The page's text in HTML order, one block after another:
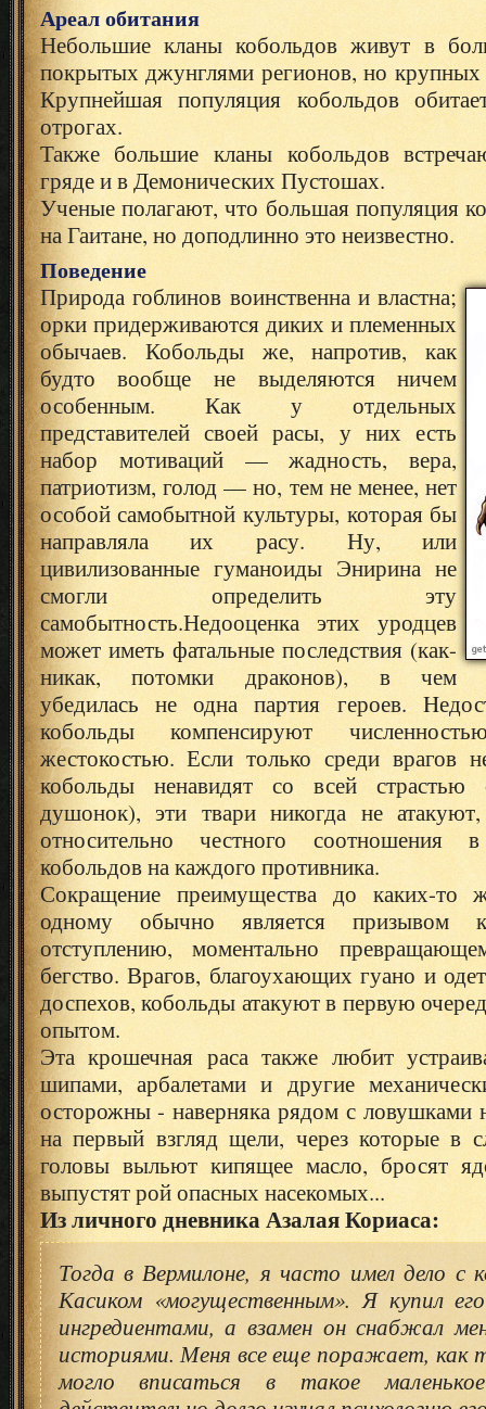
Ареал обитания
Небольшие кланы кобольдов живут в
покрытых джунглями регионов, но
Крупнейшая популяция кобольдов
отрогах.
Также большие кланы кобольдов
гряде и в Демонических Пустошах.
Ученые полагают, что большая популяция
на Гаитане, но доподлинно это неизвестно.
Поведение
Природа гоблинов воинственна и властна;
орки придерживаются диких и племенных
обычаев. Кобольды же, напротив, как
будто вообще не выделяются ничем
особенным. Как у отдельных
представителей своей расы, у них есть
набор мотиваций — жадность, вера,
патриотизм, голод — но, тем не менее, нет
особой самобытной культуры, которая бы
направляла их расу. Ну, или
цивилизованные гуманоиды Энирина не
смогли определить эту
самобытность.Недооценка этих уродцев
может иметь фатальные последствия (как-
никак, потомки драконов), в чем
убедилась не одна партия героев.
кобольды компенсируют
жестокостью. Если только среди врагов
кобольды ненавидят со всей страстью
душонок), эти твари никогда не
относительно честного соотношения в
кобольдов на каждого противника.
Сокращение преимущества до каких-то
одному обычно является призывом к
отступлению, моментально
бегство. Врагов, благоухающих гуано и
доспехов, кобольды атакуют в первую
опытом.
Эта крошечная раса также любит
шипами, арбалетами и другие
осторожны - наверняка рядом с ловушками
на первый взгляд щели, через которые в
головы выльют кипящее масло, бросят
выпустят рой опасных насекомых...
Из личного дневника Азалая Кориаса:
Тогда в Вермилоне, я часто имел дело с
Касиком «могущественным». Я купил
ингредиентами, а взамен он снабжал
историями. Меня все еще поражает, как
могло вписаться в такое